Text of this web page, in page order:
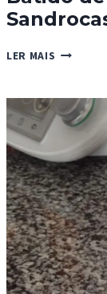
LER MAIS BATIDO
KALE
DA